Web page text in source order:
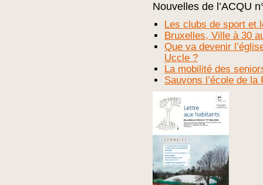
Nouvelles de l’ACQU
Les clubs de sport et
Bruxelles, Ville à 30
Que va devenir
Uccle ?
La mobilité des
Sauvons l’école de la